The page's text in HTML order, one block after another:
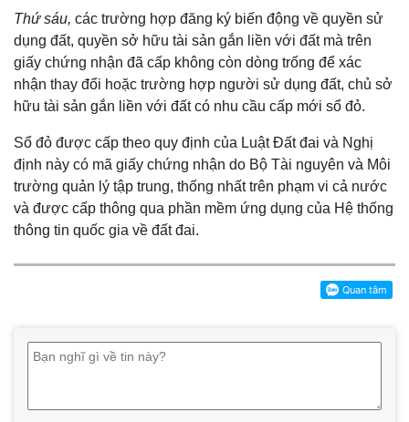
Thứ sáu, các trường hợp đăng ký biến động về quyền sử
dụng đất, quyền sở hữu tài sản gắn liền với đất mà trên
giấy chứng nhận đã cấp không còn dòng trống để xác
nhận thay đổi hoặc trường hợp người sử dụng đất, chủ sở
hữu tài sản gắn liền với đất có nhu cầu cấp mới sổ đỏ.
Sổ đỏ được cấp theo quy định của Luật Đất đai và Nghị
định này có mã giấy chứng nhận do Bộ Tài nguyên và Môi
trường quản lý tập trung, thống nhất trên phạm vi cả nước
và được cấp thông qua phần mềm ứng dụng của Hệ thống
thông tin quốc gia về đất đai.